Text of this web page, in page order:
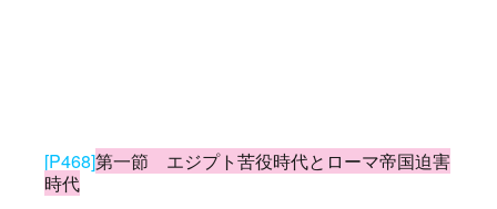
[P468]第一節 エジプト苦役時代とローマ帝国迫害
時代